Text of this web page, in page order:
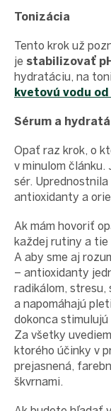
Tonizácia
Tento krok už
je stabilizovať
hydratáciu, na
kvetovú vodu
Sérum a
Opať raz krok, o
v minulom článku.
sér.
antioxidanty a
Ak mám hovoriť
každej rutiny a tie
A aby sme aj
– antioxidanty
radikálom, stresu,
a napomáhajú
dokonca
Za všetky
ktorého účinky v
prejasnená,
škvrnami.